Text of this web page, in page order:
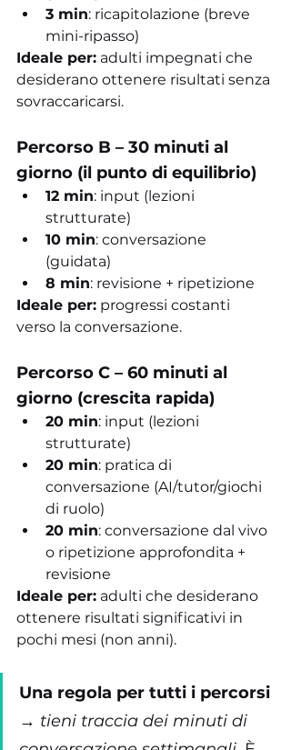
3 min: ricapitolazione (breve
mini-ripasso)
Ideale per: adulti impegnati che
desiderano ottenere risultati senza
sovraccaricarsi.
Percorso B – 30 minuti al
giorno (il punto di equilibrio)
12 min: input (lezioni
strutturate)
10 min: conversazione
(guidata)
8 min: revisione + ripetizione
Ideale per: progressi costanti
verso la conversazione.
Percorso C – 60 minuti al
giorno (crescita rapida)
20 min: input (lezioni
strutturate)
20 min: pratica di
conversazione (AI/tutor/giochi
di ruolo)
20 min: conversazione dal vivo
o ripetizione approfondita +
revisione
Ideale per: adulti che desiderano
ottenere risultati significativi in
pochi mesi (non anni).
Una regola per tutti i percorsi
→ tieni traccia dei minuti di